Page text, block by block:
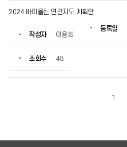
2024 바이올린 연간지도 계획안
작성자 이용희
등록일
조회수 48
1